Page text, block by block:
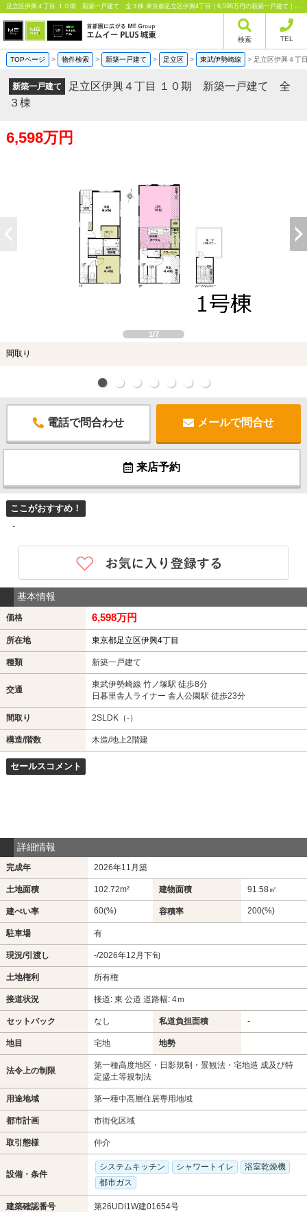
足立区伊興４丁目 １０期 新築一戸建て 全３棟 東京都足立区伊興4丁目｜6,598万円の新築一戸建て｜分譲住宅や新築物件｜エムイーPLUS城東株式会社
検索 TEL
TOPページ > 物件検索 > 新築一戸建て > 足立区 > 東武伊勢崎線 > 足立区伊興４
新築一戸建て
足立区伊興４丁目 １０期 新築一戸建て 全
３棟
6,598万円
1/7
間取り
電話で問合わせ メールで問合せ
来店予約
ここがおすすめ！
-
基本情報
価格 6,598万円
所在地 東京都足立区伊興4丁目
種類 新築一戸建て
交通
東武伊勢崎線 竹ノ塚駅 徒歩8分
日暮里舎人ライナー 舎人公園駅 徒歩23分
間取り 2SLDK（-）
構造/階数 木造/地上2階建
セールスコメント
詳細情報
完成年 2026年11月築
土地面積 102.72m² 建物面積 91.58㎡
建ぺい率 60(%) 容積率 200(%)
駐車場 有
現況/引渡し -/2026年12月下旬
土地権利 所有権
接道状況 接道: 東 公道 道路幅: 4ｍ
セットバック なし 私道負担面積 -
地目 宅地 地勢
法令上の制限
第一種高度地区・日影規制・景観法・宅地造 成及び特
定盛土等規制法
用途地域 第一種中高層住居専用地域
都市計画 市街化区域
取引態様 仲介
設備・条件
システムキッチン シャワートイレ
浴室乾燥機
都市ガス
建築確認番号 第26UDI1W建01654号